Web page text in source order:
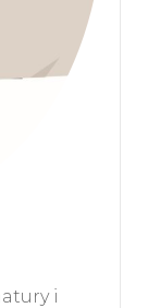
i